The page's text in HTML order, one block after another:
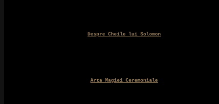
Despre Cheile lui Solomon
Arta Magiei Ceremoniale